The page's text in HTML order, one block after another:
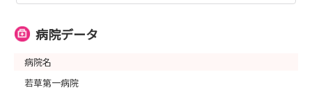
病院データ
病院名
若草第一病院